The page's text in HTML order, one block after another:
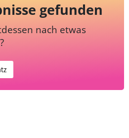
gefunden
nach etwas